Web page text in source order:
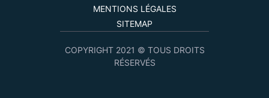
MENTIONS LÉGALES
SITEMAP
COPYRIGHT 2021 © TOUS DROITS
RÉSERVÉS